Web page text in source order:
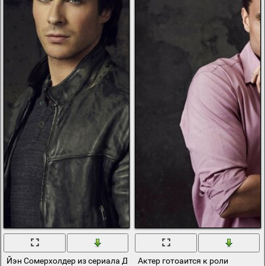
Йэн Сомерхолдер из сериала Дневники Вампира в роли Дэймона
Актер готоаится к роли